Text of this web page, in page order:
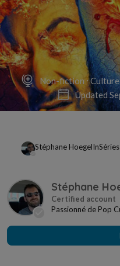
Non-fiction Culture
Updated
Stéphane HoegelIn
Stéphane
Passionné de Pop